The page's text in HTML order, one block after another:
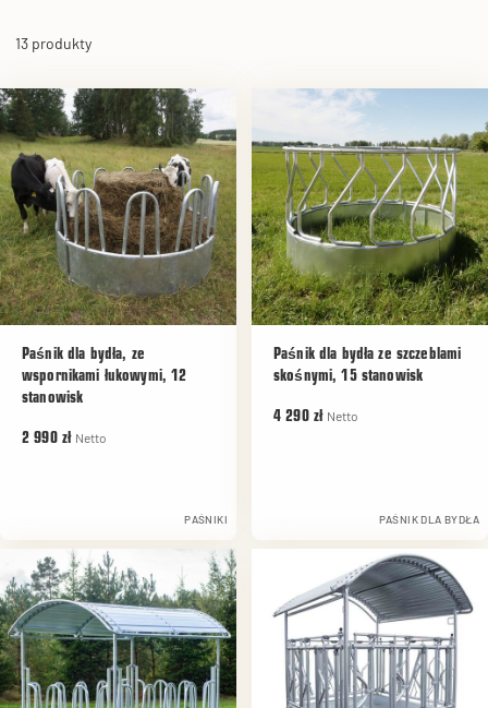
13 produkty
Paśnik dla bydła, ze
wspornikami łukowymi, 12
stanowisk
2 990 zł Netto
PAŚNIKI
Paśnik dla bydła ze szczeblami
skośnymi, 15 stanowisk
4 290 zł Netto
PAŚNIK DLA BYDŁA